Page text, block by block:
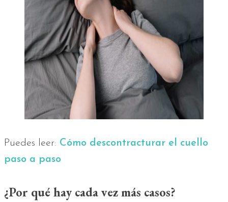
Puedes leer: Cómo descontracturar el cuello
paso a paso
¿Por qué hay cada vez más casos?